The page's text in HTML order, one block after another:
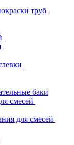
труб
баки
смесей
для смесей